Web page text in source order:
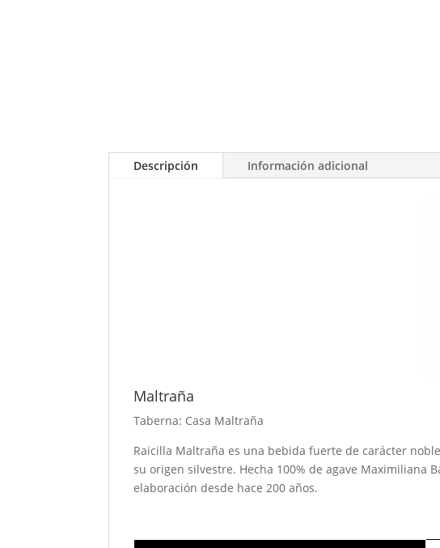
Descripción Información adicional
Maltraña
Taberna: Casa Maltraña
Raicilla Maltraña es una bebida fuerte de carácter
su origen silvestre. Hecha 100% de agave Maximiliana
elaboración desde hace 200 años.